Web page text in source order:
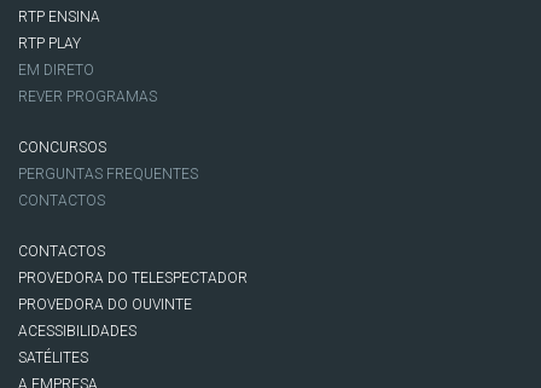
RTP ENSINA
RTP PLAY
EM DIRETO
REVER PROGRAMAS
CONCURSOS
PERGUNTAS FREQUENTES
CONTACTOS
CONTACTOS
PROVEDORA DO TELESPECTADOR
PROVEDORA DO OUVINTE
ACESSIBILIDADES
SATÉLITES
A EMPRESA